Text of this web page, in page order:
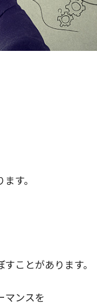
す。
ことがあります。
マンスを